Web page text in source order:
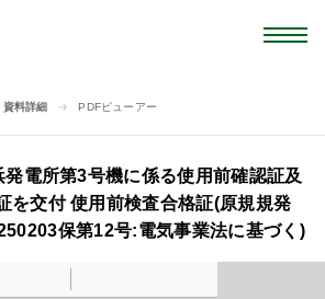
資料詳細 PDFビューアー
電所第3号機に係る使用前確認証及
を交付 使用前検査合格証(原規規発
保第12号:電気事業法に基づく)